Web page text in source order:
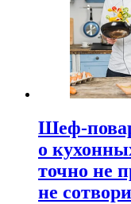
Шеф-
о
точно не
не